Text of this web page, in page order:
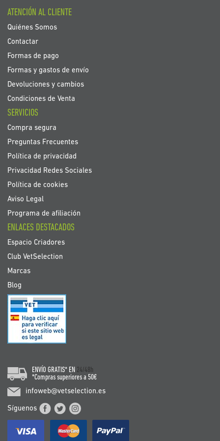
de
noticias:
ATENCIÓN AL CLIENTE
Quiénes Somos
Contactar
Formas de pago
Formas y gastos de envío
Devoluciones y cambios
Condiciones de Venta
SERVICIOS
Compra segura
Preguntas Frecuentes
Política de privacidad
Privacidad Redes Sociales
Política de cookies
Aviso Legal
Programa de afiliación
ENLACES DESTACADOS
Espacio Criadores
Club VetSelection
Marcas
Blog
ENVÍO GRATIS* EN 24/48h
*Compras superiores a 50€
infoweb@vetselection.es
Síguenos